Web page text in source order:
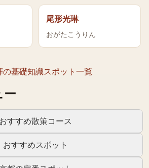
ー
おすすめ散策コース
おすすめスポット
尾形光琳
おがたこうりん
の基礎知識スポット一覧